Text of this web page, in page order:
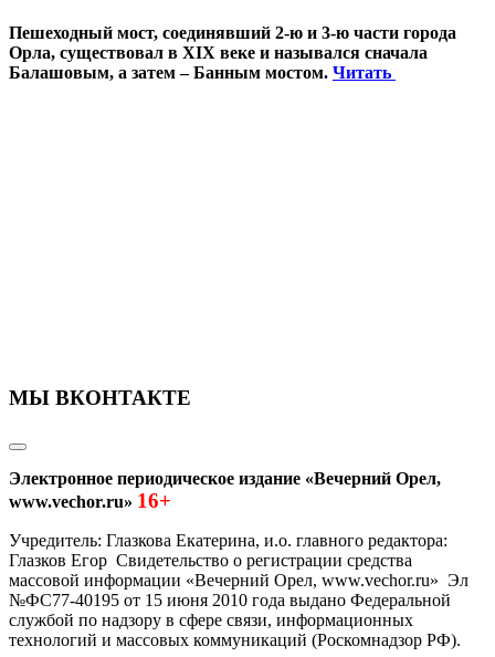
Пешеходный мост, соединявший 2-ю и 3-ю части города
Орла, существовал в XIX веке и назывался сначала
Балашовым, а затем – Банным мостом. Читать
МЫ ВКОНТАКТЕ
Электронное периодическое издание «Вечерний Орел,
www.vechor.ru» 16+
Учредитель: Глазкова Екатерина, и.о. главного редактора:
Глазков Егор Свидетельство о регистрации средства
массовой информации «Вечерний Орел, www.vechor.ru» Эл
№ФС77-40195 от 15 июня 2010 года выдано Федеральной
службой по надзору в сфере связи, информационных
технологий и массовых коммуникаций (Роскомнадзор РФ).